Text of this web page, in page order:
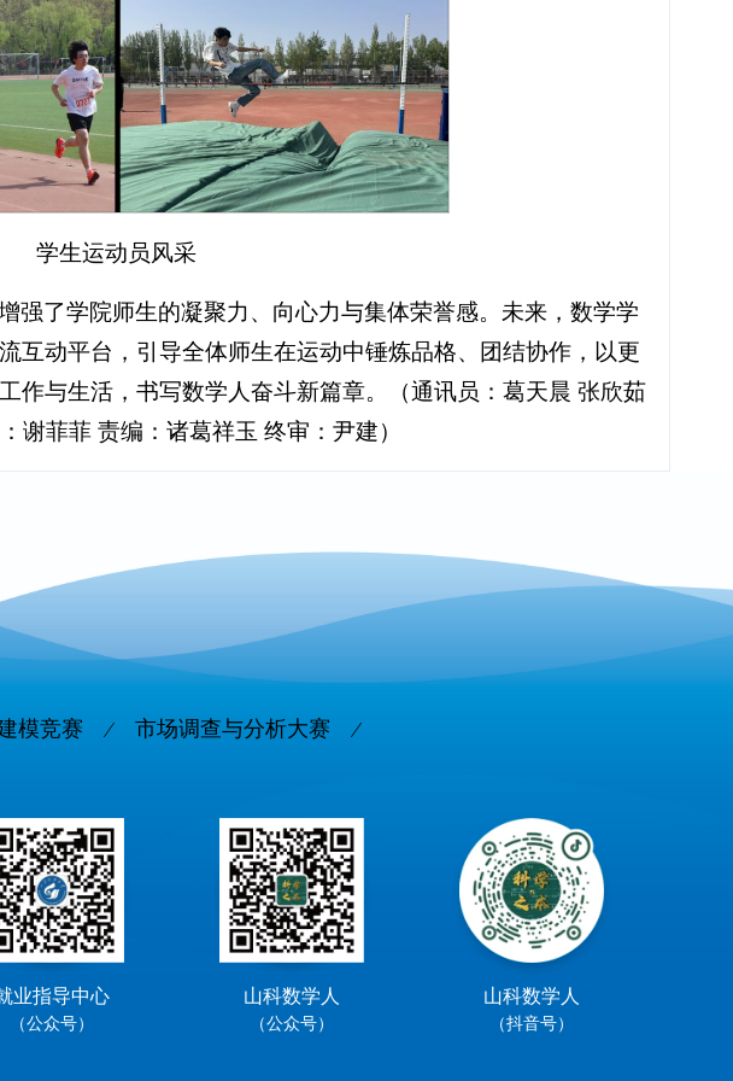
学生运动员风采
强了学院师生的凝聚力、向心力与集体荣誉感。未来，数学学
互动平台，引导全体师生在运动中锤炼品格、团结协作，以更
作与生活，书写数学人奋斗新篇章。（通讯员：葛天晨 张欣茹
谢菲菲 责编：诸葛祥玉 终审：尹建）
模竞赛 市场调查与分析大赛
业指导中心
（公众号）
山科数学人
（公众号）
山科数学人
（抖音号）